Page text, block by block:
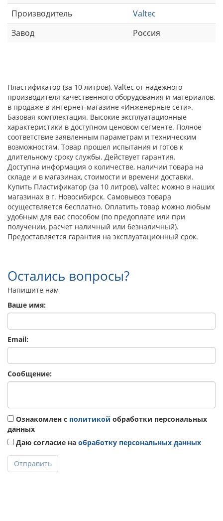
Производитель
Valtec
Завод
Россия
Пластификатор (за 10 литров), Valtec от надежного
производителя качественного оборудования и материалов,
в продаже в интернет-магазине «Инженерные сети».
Базовая комплектация. Высокие эксплуатационные
характеристики в доступном ценовом сегменте. Полное
соответствие заявленным параметрам и техническим
возможностям. Товар прошел испытания и готов к
длительному сроку службы. Действует гарантия.
Доступна информация о количестве, наличии товара на
складе и в магазинах, стоимости и времени доставки.
Купить Пластификатор (за 10 литров), valtec можно в наших
магазинах в г. Новосибирск. Самовывоз товара
осуществляется бесплатно. Оплатить товар можно любым
удобным для вас способом (по предоплате или при
получении, расчет наличный или безналичный).
Предоставляется гарантия на эксплуатационный срок.
Остались вопросы?
Напишите нам
Ваше имя:
Email:
Сообщение:
Ознакомлен с политикой обработки персональных
данных
Даю согласие на обработку персональных данных
Отправить